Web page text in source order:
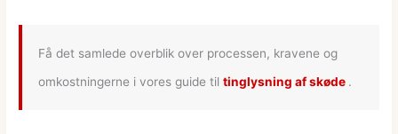
Få det samlede overblik over processen, kravene og
omkostningerne i vores guide tiltinglysning af skøde .